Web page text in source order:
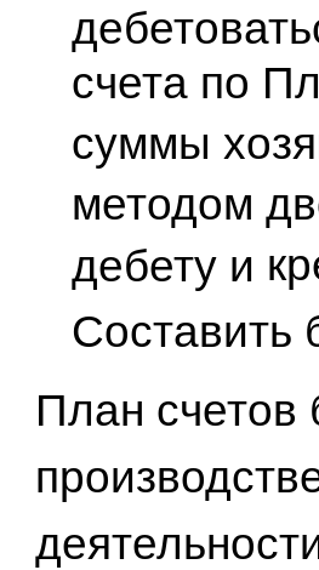
счета по
суммы
методом
дебету и
Составить
План счетов